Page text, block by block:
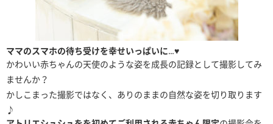
ママのスマホの待ち受けを幸せいっぱいに…♥
かわいい赤ちゃんの天使のような姿を成長の記録として撮影してみ
ませんか？
かしこまった撮影ではなく、ありのままの自然な姿を切り取ります
♪